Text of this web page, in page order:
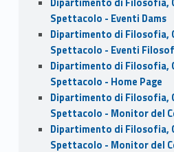
Spettacolo - Eventi Dams
Dipartimento di Filosofia,
Spettacolo - Eventi
Dipartimento di Filosofia,
Spettacolo - Home Page
Dipartimento di Filosofia,
Spettacolo - Monitor del
Dipartimento di Filosofia,
Spettacolo - Monitor del